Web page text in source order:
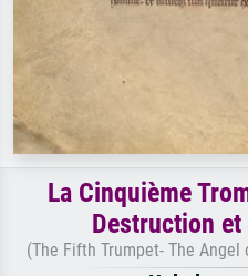
La Cinquième
Destruction
(The Fifth Trumpet- The